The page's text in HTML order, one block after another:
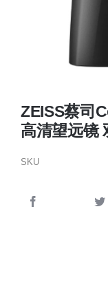
ZEISS蔡司
高清望远镜
SKU